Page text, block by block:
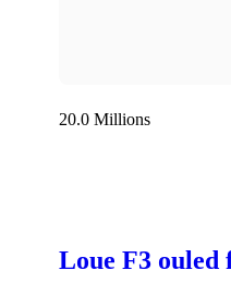
20.0 Millions
Loue F3 ouled